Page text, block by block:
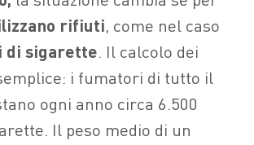
rifiuti, come nel caso
di sigarette. Il calcolo dei
i fumatori di tutto il
ogni anno circa 6.500
Il peso medio di un